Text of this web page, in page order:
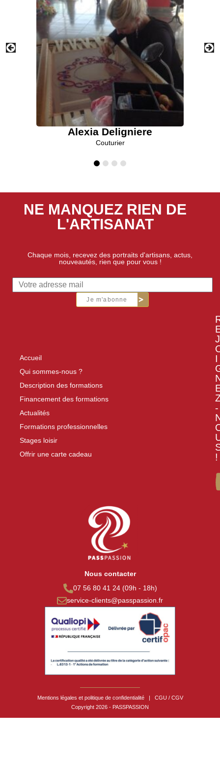
Alexia Deligniere
Couturier
NE MANQUEZ RIEN DE
L'ARTISANAT
Chaque mois, recevez des portraits d'artisans, actus,
nouveautés, rien que pour vous !
Je m'abonne
Accueil
Qui sommes-nous ?
Description des formations
Financement des formations
Actualités
Formations professionnelles
Stages loisir
Offrir une carte cadeau
J
I
-
!
Nous contacter
07 56 80 41 24 (09h - 18h)
service-clients@passpassion.fr
Mentions légales et politique de confidentialité |
CGU / CGV
Copyright 2026 - PASSPASSION